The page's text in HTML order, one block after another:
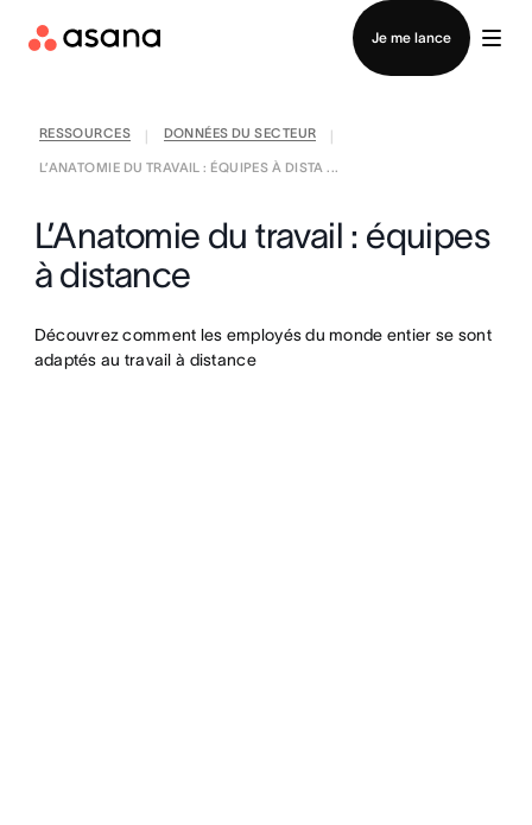
Je me lance
Contacter le service commercial
RESSOURCES DONNÉES DU SECTEUR
L’ANATOMIE DU TRAVAIL : ÉQUIPES À DISTA ...
L’Anatomie du travail : équipes
à distance
Découvrez comment les employés du monde entier se sont
adaptés au travail à distance